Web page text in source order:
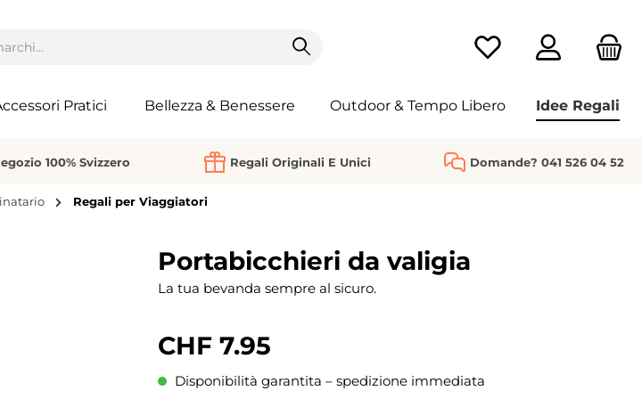
Hai 0 articoli nella
Pratici Bellezza & Benessere Outdoor & Tempo Libero Idee Regali
100% Svizzero Regali Originali E Unici Domande? 041 526 04 52
Regali per Viaggiatori
Portabicchieri da valigia
La tua bevanda sempre al sicuro.
CHF 7.95
Disponibilità garantita – spedizione immediata